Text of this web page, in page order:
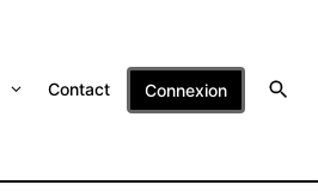
Contact Connexion